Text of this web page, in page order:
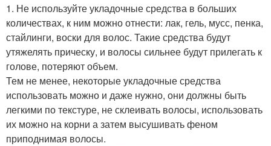
1. Не используйте укладочные средства в больших
количествах, к ним можно отнести: лак, гель, мусс, пенка,
стайлинги, воски для волос. Такие средства будут
утяжелять прическу, и волосы сильнее будут прилегать к
голове, потеряют объем.
Тем не менее, некоторые укладочные средства
использовать можно и даже нужно, они должны быть
легкими по текстуре, не склеивать волосы, использовать
их можно на корни а затем высушивать феном
приподнимая волосы.